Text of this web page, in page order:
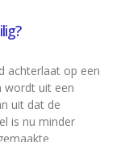
achterlaat op een
wordt uit een
uit dat de
is nu minder